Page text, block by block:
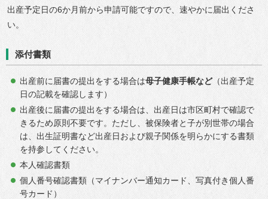
出産予定日の6か月前から申請可能ですので、速やかに届出くださ
い。
添付書類
出産前に届書の提出をする場合は母子健康手帳など（出産予定
日の記載を確認します）
出産後に届書の提出をする場合は、出産日は市区町村で確認で
きるため原則不要です。ただし、被保険者と子が別世帯の場合
は、出生証明書など出産日および親子関係を明らかにする書類
を持参してください。
本人確認書類
個人番号確認書類（マイナンバー通知カード、写真付き個人番
号カード）